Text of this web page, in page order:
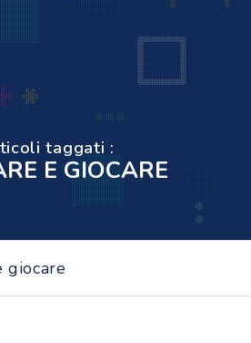
taggati :
E GIOCARE
giocare